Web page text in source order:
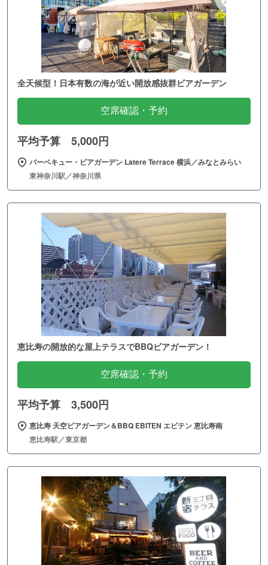
全天候型！日本有数の海が近い開放感抜群ビアガーデン
空席確認・予約
平均予算 5,000円
バーベキュー・ビアガーデン Latere Terrace 横浜／みなとみらい
東神奈川駅／神奈川県
恵比寿の開放的な屋上テラスでBBQビアガーデン！
空席確認・予約
平均予算 3,500円
恵比寿 天空ビアガーデン＆BBQ EBITEN エビテン 恵比寿南
恵比寿駅／東京都